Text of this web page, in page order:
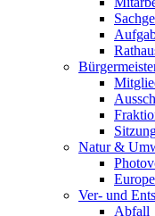
Natur &
Ver- und
Abfall